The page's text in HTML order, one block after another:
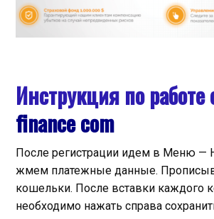
Инструкция по работе
finance com
После регистрации идем в Меню —
жмем платежные данные.
кошельки. После вставки каждого
необходимо нажать справа